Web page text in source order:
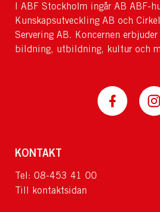
I ABF Stockholm ingår AB ABF-
Kunskapsutveckling AB och
Servering AB. Koncernen
bildning, utbildning, kultur och
KONTAKT
Tel: 08-453 41 00
Till kontaktsidan